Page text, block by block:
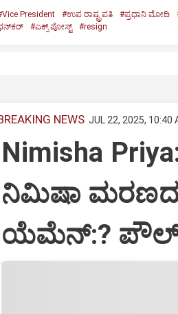
President #ಉಪ ರಾಷ್ಟ್ರಪತಿ #ಪ್ರಧಾನಿ ಮೋದಿ
#ಎಕ್ಸ್‌ ಪೋಸ್ಟ್ #resign
NEWS JUL 22, 2025, 10:40
Nimisha
ನಿಮಿಷಾ
ಯೆಮೆನ್:?